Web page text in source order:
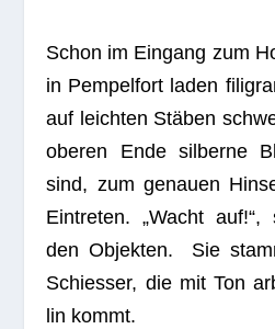
Schon im Ein­gang zum
in Pem­pel­fort laden
auf leich­ten Stä­ben
obe­ren Ende sil­berne
sind, zum genauen
Ein­tre­ten. „Wacht
den Objek­ten. Sie
Schies­ser, die mit Ton
lin kommt.